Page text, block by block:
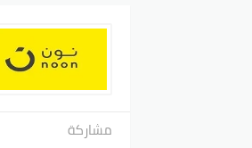
مشاركة